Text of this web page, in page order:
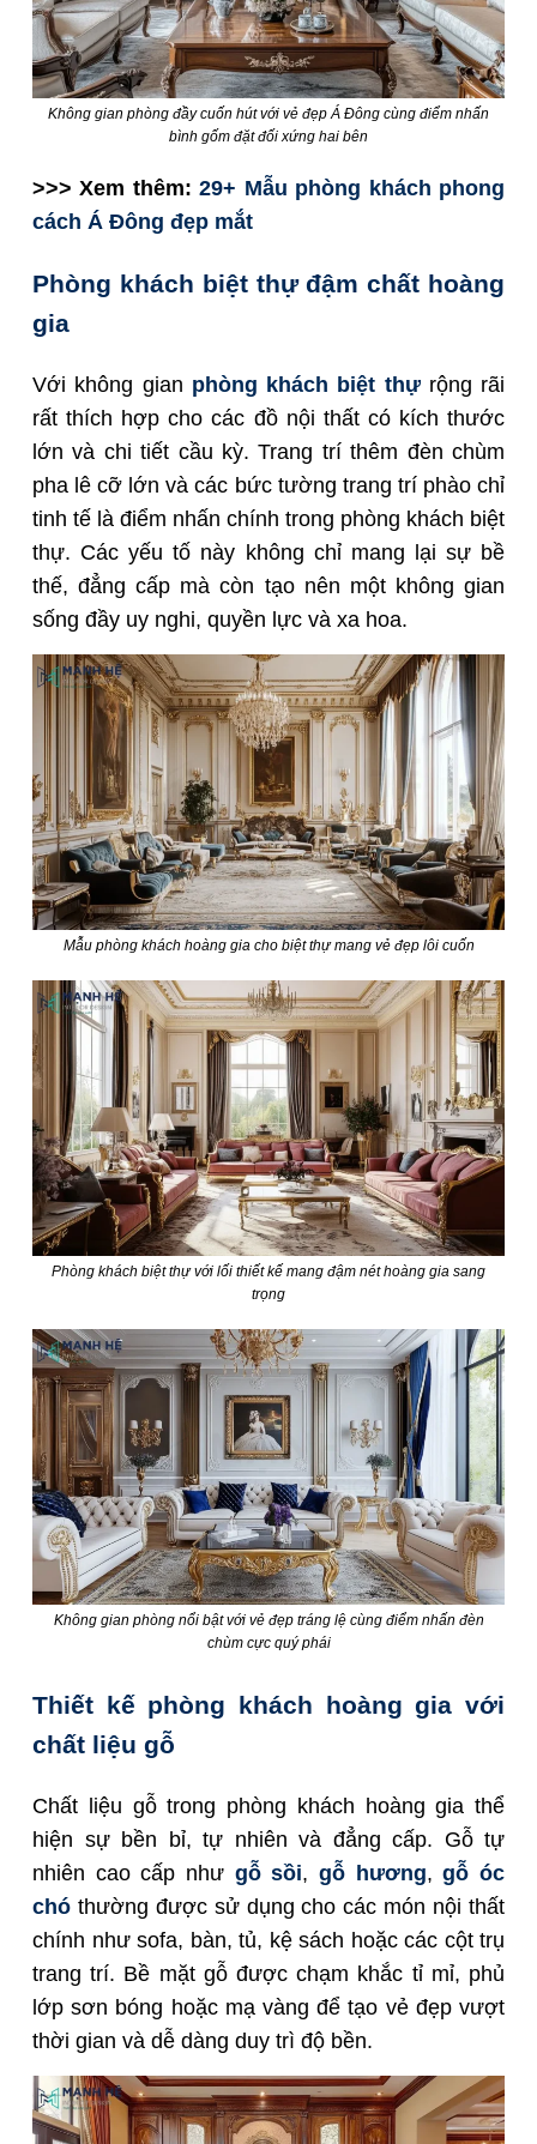
Không gian phòng đầy cuốn hút với vẻ đẹp Á Đông cùng điểm nhấn
bình gốm đặt đối xứng hai bên
>>> Xem thêm:29+ Mẫu phòng khách phong
cách Á Đông đẹp mắt
Phòng khách biệt thự đậm chất hoàng
gia
Với không gian phòng khách biệt thựrộng rãi
rất thích hợp cho các đồ nội thất có kích thước
lớn và chi tiết cầu kỳ. Trang trí thêm đèn chùm
pha lê cỡ lớn và các bức tường trang trí phào chỉ
tinh tế là điểm nhấn chính trong phòng khách biệt
thự. Các yếu tố này không chỉ mang lại sự bề
thế, đẳng cấp mà còn tạo nên một không gian
sống đầy uy nghi, quyền lực và xa hoa.
Mẫu phòng khách hoàng gia cho biệt thự mang vẻ đẹp lôi cuốn
Phòng khách biệt thự với lối thiết kế mang đậm nét hoàng gia sang
trọng
Không gian phòng nổi bật với vẻ đẹp tráng lệ cùng điểm nhấn đèn
chùm cực quý phái
Thiết kế phòng khách hoàng gia với
chất liệu gỗ
Chất liệu gỗ trong phòng khách hoàng gia thể
hiện sự bền bỉ, tự nhiên và đẳng cấp. Gỗ tự
nhiên cao cấp như gỗ sồi,gỗ hương,gỗ óc
chó thường được sử dụng cho các món nội thất
chính như sofa, bàn, tủ, kệ sách hoặc các cột trụ
trang trí. Bề mặt gỗ được chạm khắc tỉ mỉ, phủ
lớp sơn bóng hoặc mạ vàng để tạo vẻ đẹp vượt
thời gian và dễ dàng duy trì độ bền.